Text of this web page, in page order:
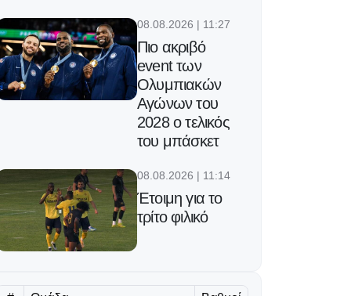
08.08.2026 | 11:27
Πιο ακριβό
event των
Ολυμπιακών
Αγώνων του
2028 ο τελικός
του μπάσκετ
08.08.2026 | 11:14
Έτοιμη για το
τρίτο φιλικό